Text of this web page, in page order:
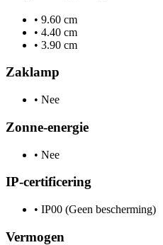
• 9.60 cm
• 4.40 cm
• 3.90 cm
Zaklamp
• Nee
Zonne-energie
• Nee
IP-certificering
• IP00 (Geen bescherming)
Vermogen